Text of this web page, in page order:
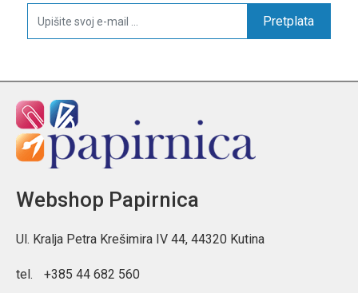
Pretplata
Webshop Papirnica
Ul. Kralja Petra Krešimira IV 44, 44320 Kutina
tel. +385 44 682 560